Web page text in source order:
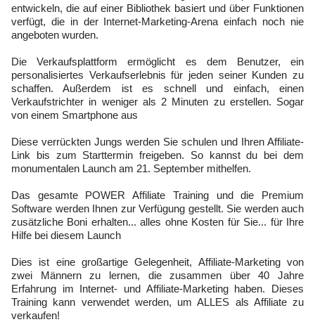
entwickeln, die auf einer Bibliothek basiert und über Funktionen
verfügt, die in der Internet-Marketing-Arena einfach noch nie
angeboten wurden.
Die Verkaufsplattform ermöglicht es dem Benutzer, ein
personalisiertes Verkaufserlebnis für jeden seiner Kunden zu
schaffen. Außerdem ist es schnell und einfach, einen
Verkaufstrichter in weniger als 2 Minuten zu erstellen. Sogar
von einem Smartphone aus
Diese verrückten Jungs werden Sie schulen und Ihren Affiliate-
Link bis zum Starttermin freigeben. So kannst du bei dem
monumentalen Launch am 21. September mithelfen.
Das gesamte POWER Affiliate Training und die Premium
Software werden Ihnen zur Verfügung gestellt. Sie werden auch
zusätzliche Boni erhalten... alles ohne Kosten für Sie... für Ihre
Hilfe bei diesem Launch
Dies ist eine großartige Gelegenheit, Affiliate-Marketing von
zwei Männern zu lernen, die zusammen über 40 Jahre
Erfahrung im Internet- und Affiliate-Marketing haben. Dieses
Training kann verwendet werden, um ALLES als Affiliate zu
verkaufen!